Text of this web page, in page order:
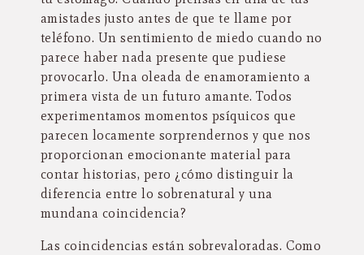
amistades justo antes de que te llame por
teléfono. Un sentimiento de miedo cuando no
parece haber nada presente que pudiese
provocarlo. Una oleada de enamoramiento a
primera vista de un futuro amante. Todos
experimentamos momentos psíquicos que
parecen locamente sorprendernos y que nos
proporcionan emocionante material para
contar historias, pero ¿cómo distinguir la
diferencia entre lo sobrenatural y una
mundana coincidencia?
Las coincidencias están sobrevaloradas. Como